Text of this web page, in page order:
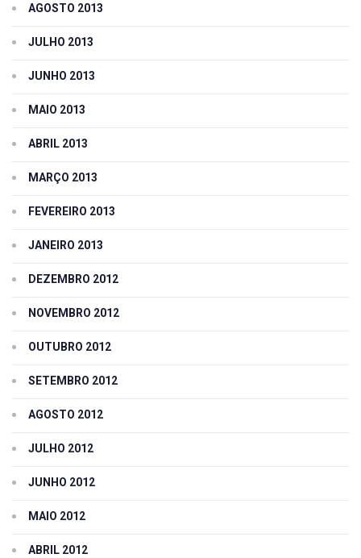
AGOSTO 2013
JULHO 2013
JUNHO 2013
MAIO 2013
ABRIL 2013
MARÇO 2013
FEVEREIRO 2013
JANEIRO 2013
DEZEMBRO 2012
NOVEMBRO 2012
OUTUBRO 2012
SETEMBRO 2012
AGOSTO 2012
JULHO 2012
JUNHO 2012
MAIO 2012
ABRIL 2012